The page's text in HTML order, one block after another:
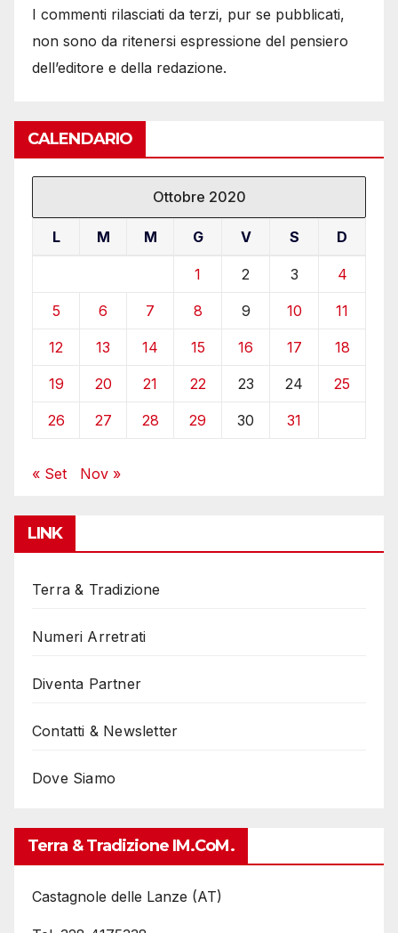
I commenti rilasciati da terzi, pur se pubblicati,
non sono da ritenersi espressione del pensiero
dell’editore e della redazione.
CALENDARIO
Ottobre 2020
L M M G V S D
1 2 3 4
5 6 7 8 9 10 11
12 13 14 15 16 17 18
19 20 21 22 23 24 25
26 27 28 29 30 31
« Set Nov »
LINK
Terra & Tradizione
Numeri Arretrati
Diventa Partner
Contatti & Newsletter
Dove Siamo
Terra & Tradizione IM.coM.
Castagnole delle Lanze (AT)